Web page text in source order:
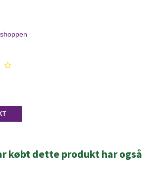
købt dette produkt har også